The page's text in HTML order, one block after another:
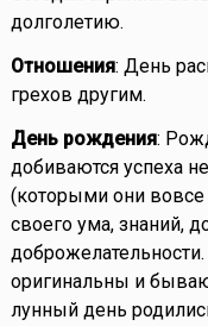
долголетию.
Отношения: День
грехов другим.
День рождения:
добиваются успеха
(которыми они
своего ума, знаний,
оригинальны и
лунный день